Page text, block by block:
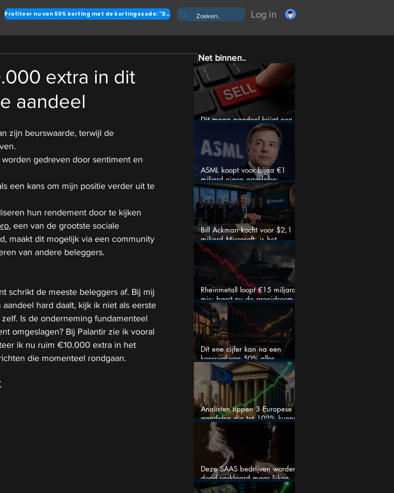
Profiteer nu van 50% korting met de kortingscode: "DANK" Log in
extra in dit
aandeel
zijn beurswaarde, terwijl de
gedreven door sentiment en
een kans om mijn positie verder uit te
hun rendement door te kijken
, een van de grootste sociale
maakt dit mogelijk via een community
van andere beleggers.
schrikt de meeste beleggers af. Bij mij
hard daalt, kijk ik niet als eerste
Is de onderneming fundamenteel
omgeslagen? Bij Palantir zie ik vooral
ik nu ruim €10.000 extra in het
die momenteel rondgaan.
Net binnen..
Dit mega aandeel krijgt een
zeldzaam verkoopadvies
ASML koopt voor bijna €1
miljard eigen aandelen:
slimme zet of dure timing?
Bill Ackman kocht voor $2,1
miljard Microsoft: is het
aandeel na de koerssprong
nog aantrekkelijk?
Rheinmetall loopt €15 miljard
mis: barst nu de groeidroom
van het defensiebedrijf?
Dit ene cijfer kan na een
koersval van 50% alles
veranderen
Analisten tippen 3 Europese
aandelen die tot 102% kunnen
stijgen
Deze SAAS bedrijven worden
dood verklaard maar lijken
springlevend